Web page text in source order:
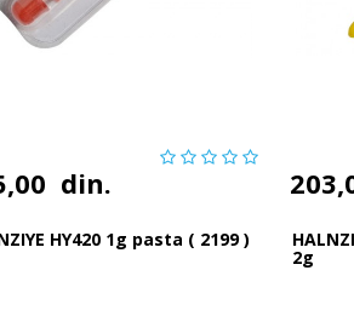
din.
HY420 1g pasta ( 2199 )
2g